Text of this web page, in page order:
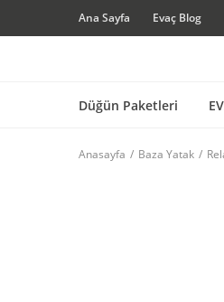
Ana Sayfa Evaç Blog
Düğün Paketleri
Anasayfa Baza Yatak